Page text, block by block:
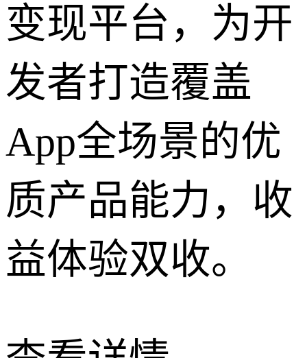
变现平台，为开
发者打造覆盖
App全场景的优
质产品能力，收
益体验双收。